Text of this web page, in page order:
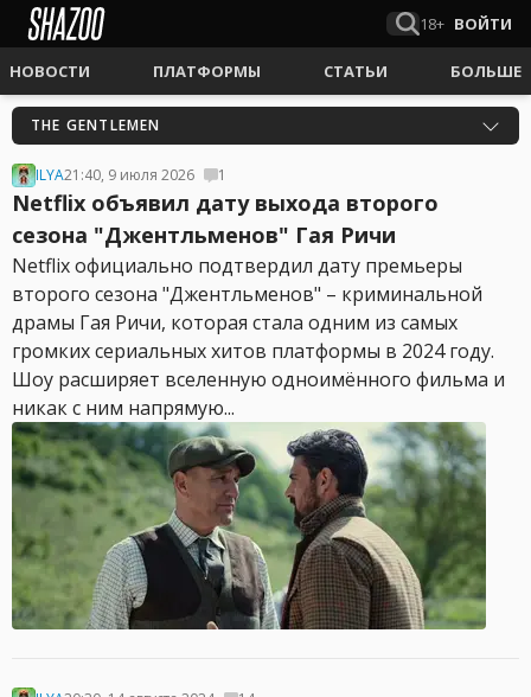
18+ ВОЙТИ
НОВОСТИ ПЛАТФОРМЫ СТАТЬИ БОЛЬШЕ
THE GENTLEMEN
ILYA21:40, 9 июля 2026 1
Netflix объявил дату выхода второго
сезона "Джентльменов" Гая Ричи
Netflix официально подтвердил дату премьеры
второго сезона "Джентльменов" – криминальной
драмы Гая Ричи, которая стала одним из самых
громких сериальных хитов платформы в 2024 году.
Шоу расширяет вселенную одноимённого фильма и
никак с ним напрямую...